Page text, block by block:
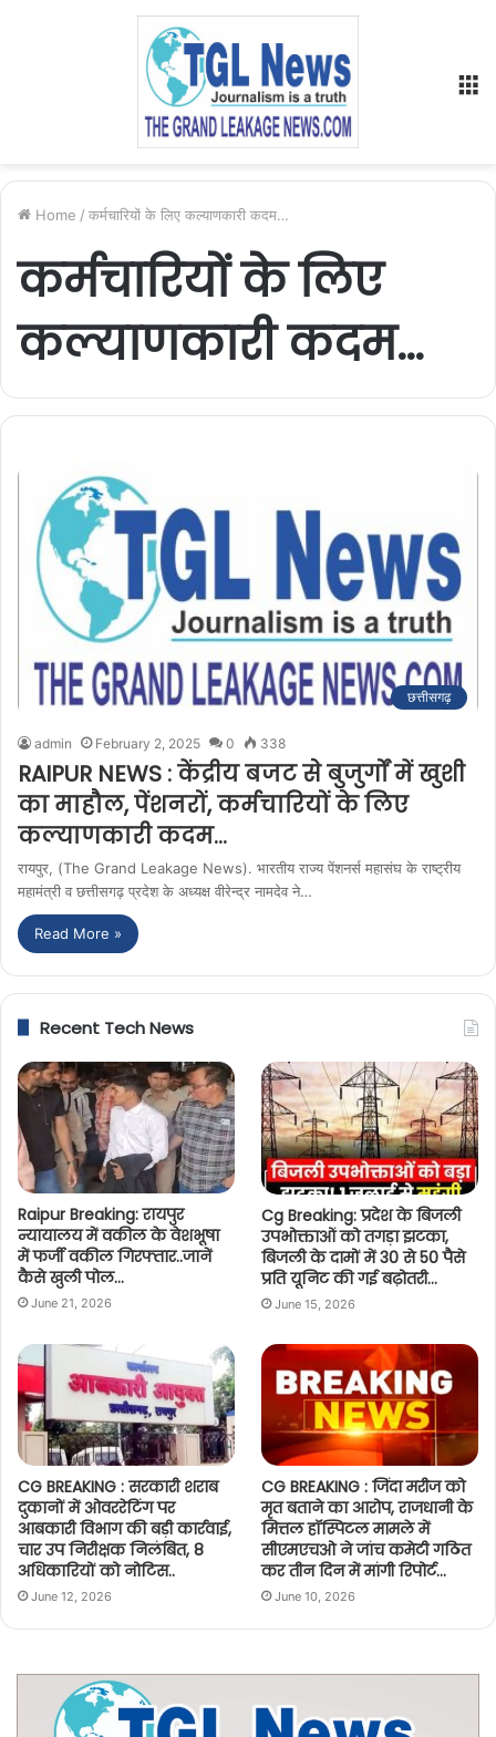
Home / कर्मचारियों के लिए कल्याणकारी कदम…
कर्मचारियों के लिए
कल्याणकारी कदम…
छत्तीसगढ़
admin February 2, 2025 0 338
RAIPUR NEWS : केंद्रीय बजट से बुजुर्गों में खुशी
का माहौल, पेंशनरों, कर्मचारियों के लिए
कल्याणकारी कदम…
रायपुर, (The Grand Leakage News). भारतीय राज्य पेंशनर्स महासंघ के राष्ट्रीय
महामंत्री व छत्तीसगढ़ प्रदेश के अध्यक्ष वीरेन्द्र नामदेव ने…
Read More »
Recent Tech News
Raipur Breaking: रायपुर
न्यायालय में वकील के वेशभूषा
में फर्जी वकील गिरफ्तार..जानें
कैसे खुली पोल…
June 21, 2026
Cg Breaking: प्रदेश के बिजली
उपभोक्ताओं को तगड़ा झटका,
बिजली के दामों में 30 से 50 पैसे
प्रति यूनिट की गई बढ़ोतरी…
June 15, 2026
CG BREAKING : सरकारी शराब
दुकानों में ओवररेटिंग पर
आबकारी विभाग की बड़ी कार्रवाई,
चार उप निरीक्षक निलंबित, 8
अधिकारियों को नोटिस..
June 12, 2026
CG BREAKING : जिंदा मरीज को
मृत बताने का आरोप, राजधानी के
मित्तल हॉस्पिटल मामले में
सीएमएचओ ने जांच कमेटी गठित
कर तीन दिन में मांगी रिपोर्ट…
June 10, 2026